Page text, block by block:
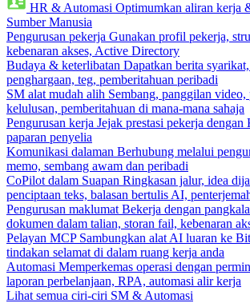
HR & Automasi Optimumkan aliran kerja
Sumber Manusia
Pengurusan pekerja Gunakan profil pekerja,
kebenaran akses, Active Directory
Budaya & keterlibatan Dapatkan berita
penghargaan, teg, pemberitahuan peribadi
SM alat mudah alih Sembang, panggilan
kelulusan, pemberitahuan di mana-mana sahaja
Pengurusan kerja Jejak prestasi pekerja
paparan penyelia
Komunikasi dalaman Berhubung melalui
memo, sembang awam dan peribadi
CoPilot dalam Suapan Ringkasan jalur, idea
penciptaan teks, balasan bertulis AI,
Pengurusan maklumat Bekerja dengan
dokumen dalam talian, storan fail, kebenaran
Pelayan MCP Sambungkan alat AI luaran ke
tindakan selamat di dalam ruang kerja anda
Automasi Memperkemas operasi dengan
laporan perbelanjaan, RPA, automasi alir kerja
Lihat semua ciri-ciri SM & Automasi